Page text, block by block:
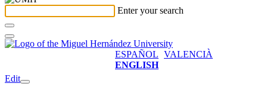
Enter your search
ESPAÑOL VALENCIÀ
ENGLISH
Edit